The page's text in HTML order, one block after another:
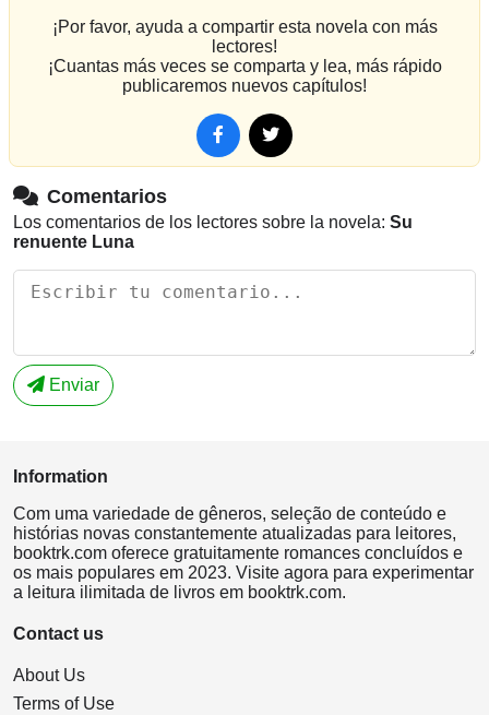
¡Por favor, ayuda a compartir esta novela con más
lectores!
¡Cuantas más veces se comparta y lea, más rápido
publicaremos nuevos capítulos!
Comentarios
Los comentarios de los lectores sobre la novela: Su
renuente Luna
Enviar
Information
Com uma variedade de gêneros, seleção de conteúdo e
histórias novas constantemente atualizadas para leitores,
booktrk.com oferece gratuitamente romances concluídos e
os mais populares em 2023. Visite agora para experimentar
a leitura ilimitada de livros em booktrk.com.
Contact us
About Us
Terms of Use